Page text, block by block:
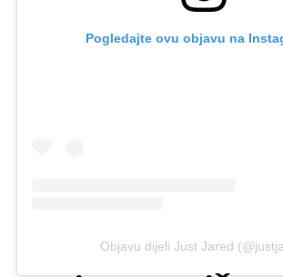
Pogledajte ovu objavu na
Objavu dijeli Just Jared